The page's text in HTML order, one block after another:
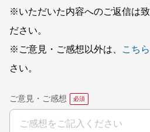
※いただいた内容へのご返信は
ださい。
※ご意見・ご感想以外は、
こちら
さい。
ご意見・ご感想